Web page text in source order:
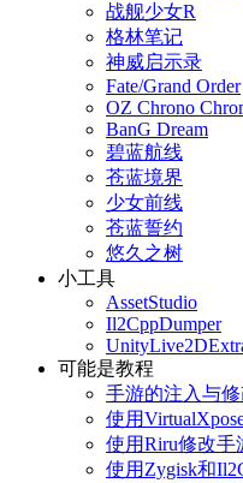
战舰少女R
格林笔记
神威启示录
Fate/Grand Order
OZ Chrono
BanG Dream
碧蓝航线
苍蓝境界
少女前线
苍蓝誓约
悠久之树
小工具
AssetStudio
Il2CppDumper
可能是教程
手游的注入与修
使用
使用Riru修改手
使用Zygisk和